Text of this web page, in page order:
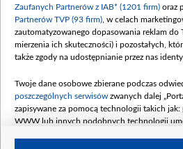
Zaufanych Partnerów z IAB* (1201 firm) oraz
Partnerów TVP (93 firm) , w celach
zautomatyzowanego dopasowania reklam do
mierzenia ich skuteczności) i pozostałych,
także zgody na udostępnianie przez nas
Twoje dane osobowe zbierane podczas
poszczególnych serwisów zwanych dalej
zapisywane za pomocą technologii takich
WWW lub innych podobnych technologii